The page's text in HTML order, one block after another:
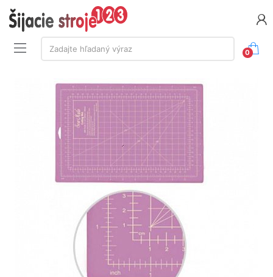
Vyhľadávanie:
Zadajte hľadaný výraz
0